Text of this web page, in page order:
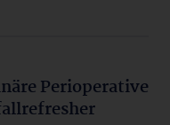
Perioperative